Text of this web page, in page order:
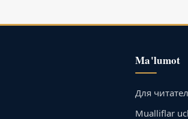
Ma'lumot
Для
Mualliflar